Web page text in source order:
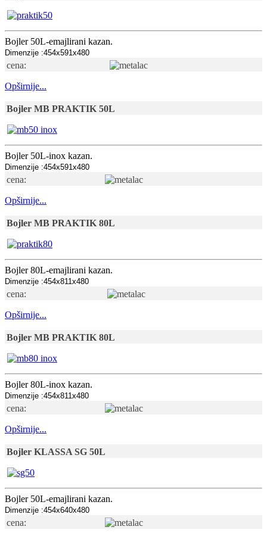
Bojler 50L-emajlirani kazan.
Dimenzije :454x591x480
cena:
Opširnije...
Bojler MB PRAKTIK 50L
Bojler 50L-inox kazan.
Dimenzije :454x591x480
cena:
Opširnije...
Bojler MB PRAKTIK 80L
Bojler 80L-emajlirani kazan.
Dimenzije :454x811x480
cena:
Opširnije...
Bojler MB PRAKTIK 80L
Bojler 80L-inox kazan.
Dimenzije :454x811x480
cena:
Opširnije...
Bojler KLASSA SG 50L
Bojler 50L-emajlirani kazan.
Dimenzije :454x640x480
cena: